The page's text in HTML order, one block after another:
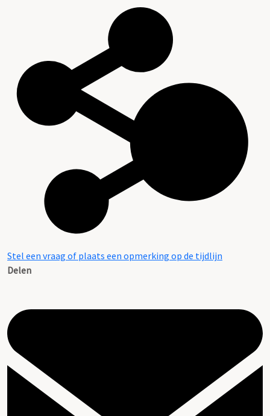
Stel een vraag of plaats een opmerking op de tijdlijn
Delen